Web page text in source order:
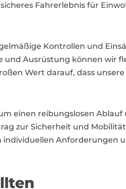
Fahrerlebnis für
Kontrollen und
und Ausrüstung können wir
Wert darauf, dass
einen reibungslosen Ablauf
zur Sicherheit und
individuellen Anforderungen